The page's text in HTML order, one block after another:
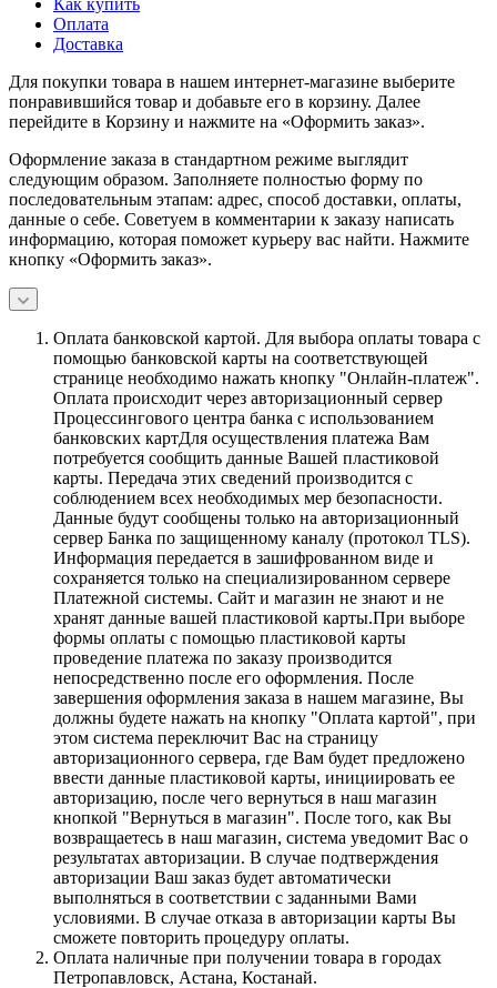
Оплата
Доставка
Для покупки товара в нашем интернет-магазине выберите
понравившийся товар и добавьте его в корзину. Далее
перейдите в Корзину и нажмите на «Оформить заказ».
Оформление заказа в стандартном режиме выглядит
следующим образом. Заполняете полностью форму по
последовательным этапам: адрес, способ доставки, оплаты,
данные о себе. Советуем в комментарии к заказу написать
информацию, которая поможет курьеру вас найти. Нажмите
кнопку «Оформить заказ».
Оплата банковской картой. Для выбора оплаты товара с
помощью банковской карты на соответствующей
странице необходимо нажать кнопку "Онлайн-платеж".
Оплата происходит через авторизационный сервер
Процессингового центра банка с использованием
банковских картДля осуществления платежа Вам
потребуется сообщить данные Вашей пластиковой
карты. Передача этих сведений производится с
соблюдением всех необходимых мер безопасности.
Данные будут сообщены только на авторизационный
сервер Банка по защищенному каналу (протокол TLS).
Информация передается в зашифрованном виде и
сохраняется только на специализированном сервере
Платежной системы. Сайт и магазин не знают и не
хранят данные вашей пластиковой карты.При выборе
формы оплаты с помощью пластиковой карты
проведение платежа по заказу производится
непосредственно после его оформления. После
завершения оформления заказа в нашем магазине, Вы
должны будете нажать на кнопку "Оплата картой", при
этом система переключит Вас на страницу
авторизационного сервера, где Вам будет предложено
ввести данные пластиковой карты, инициировать ее
авторизацию, после чего вернуться в наш магазин
кнопкой "Вернуться в магазин". После того, как Вы
возвращаетесь в наш магазин, система уведомит Вас о
результатах авторизации. В случае подтверждения
авторизации Ваш заказ будет автоматически
выполняться в соответствии с заданными Вами
условиями. В случае отказа в авторизации карты Вы
сможете повторить процедуру оплаты.
Оплата наличные при получении товара в городах
Петропавловск, Астана, Костанай.